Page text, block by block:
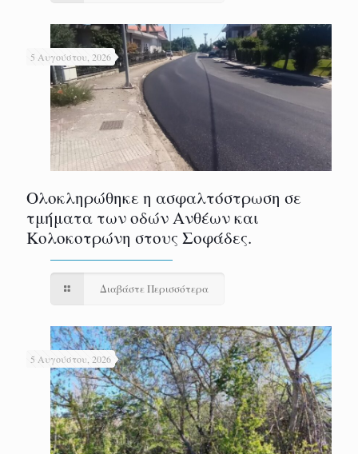
5 Αυγούστου, 2026
Ολοκληρώθηκε η ασφαλτόστρωση σε
τμήματα των οδών Ανθέων και
Κολοκοτρώνη στους Σοφάδες.
Διαβάστε Περισσότερα
5 Αυγούστου, 2026